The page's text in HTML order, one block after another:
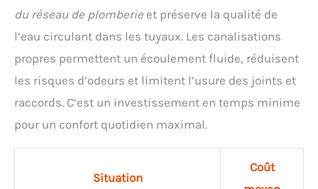
du réseau de plomberie et préserve la qualité de
l’eau circulant dans les tuyaux. Les canalisations
propres permettent un écoulement fluide, réduisent
les risques d’odeurs et limitent l’usure des joints et
raccords. C’est un investissement en temps minime
pour un confort quotidien maximal.
Situation
Coût